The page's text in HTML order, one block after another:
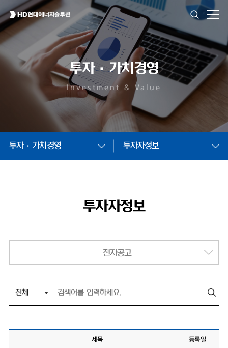
투자·가치경영
Investment & Value
투자·가치경영 투자자정보
투자자정보
전자공고
제목 등록일